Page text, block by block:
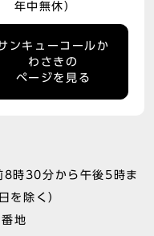
年中無休）
ンキューコールか
わさきの
ページを見る
8時30分から午後5時ま
を除く）
地